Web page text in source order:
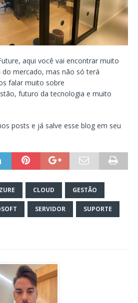
aqui você vai encontrar muito
mercado, mas não só terá
falar muito sobre
futuro da tecnologia e muito
posts e já salve esse blog em seu
CLOUD GESTÃO
SERVIDOR SUPORTE